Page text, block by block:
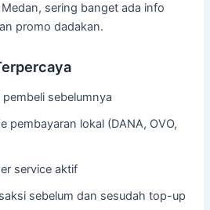
sering banget ada info
promo dadakan.
sebelumnya
pembayaran lokal (DANA, OVO,
service aktif
sebelum dan sesudah top-up